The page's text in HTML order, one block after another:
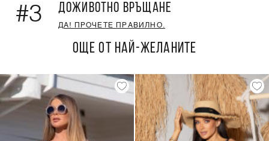
#3 ДОЖИВОТНО ВРЪЩАНЕ
ДА! ПРОЧЕТЕ ПРАВИЛНО.
ОЩЕ ОТ НАЙ-ЖЕЛАНИТЕ